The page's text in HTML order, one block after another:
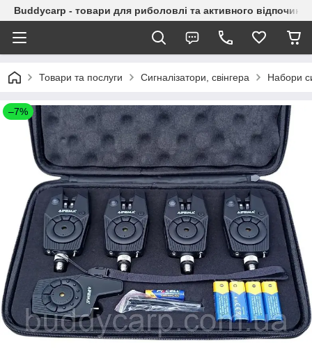
Buddycarp - товари для риболовлі та активного
Товари та послуги Сигналізатори, свінгера Набори
–7%